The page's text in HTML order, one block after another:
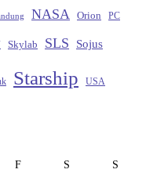
NASA Orion PC
Skylab SLS Sojus
Starship USA
F S S